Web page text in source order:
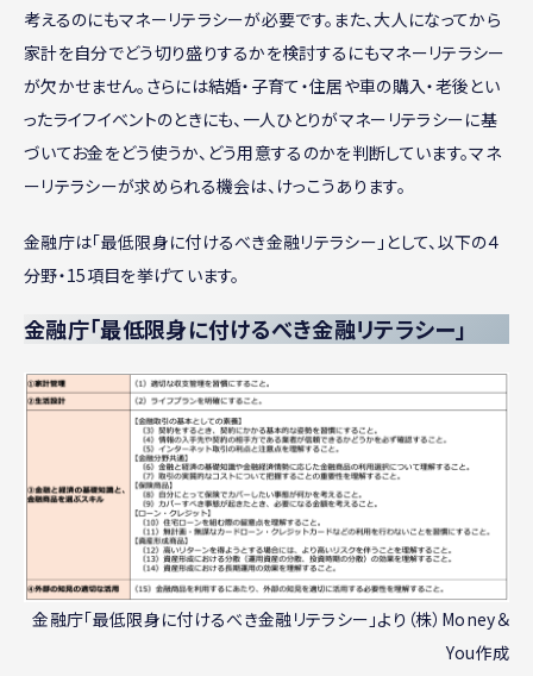
考えるのにもマネーリテラシーが必要です。また、大人になってから
家計を自分でどう切り盛りするかを検討するにもマネーリテラシー
が欠かせません。さらには結婚・子育て・住居や車の購入・老後とい
ったライフイベントのときにも、一人ひとりがマネーリテラシーに基
づいてお金をどう使うか、どう用意するのかを判断しています。マネ
ーリテラシーが求められる機会は、けっこうあります。
金融庁は「最低限身に付けるべき金融リテラシー」として、以下の４
分野・15項目を挙げています。
金融庁「最低限身に付けるべき金融リテラシー」
金融庁「最低限身に付けるべき金融リテラシー」より（株）Money＆
You作成